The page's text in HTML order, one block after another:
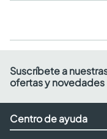
Suscríbete a
ofertas y novedades
Centro de ayuda